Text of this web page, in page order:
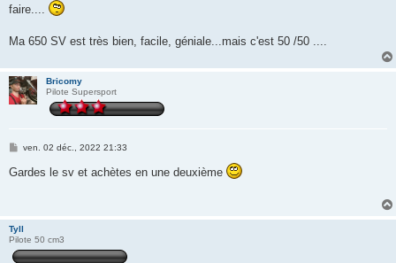
faire....
Ma 650 SV est très bien, facile, géniale...mais c'est 50 /50 ....
Bricomy
Pilote Supersport
M
s
ven. 02 déc., 2022 21:33
Gardes le sv et achètes en une deuxième
Tyll
Pilote 50 cm3